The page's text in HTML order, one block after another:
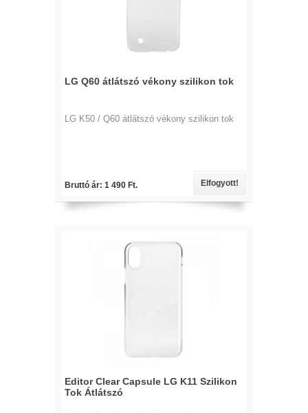
LG Q60 átlátszó vékony szilikon tok
LG K50 / Q60 átlátszó vékony szilikon tok
Bruttó ár: 1 490 Ft. Elfogyott!
Editor Clear Capsule LG K11 Szilikon
Tok Átlátszó